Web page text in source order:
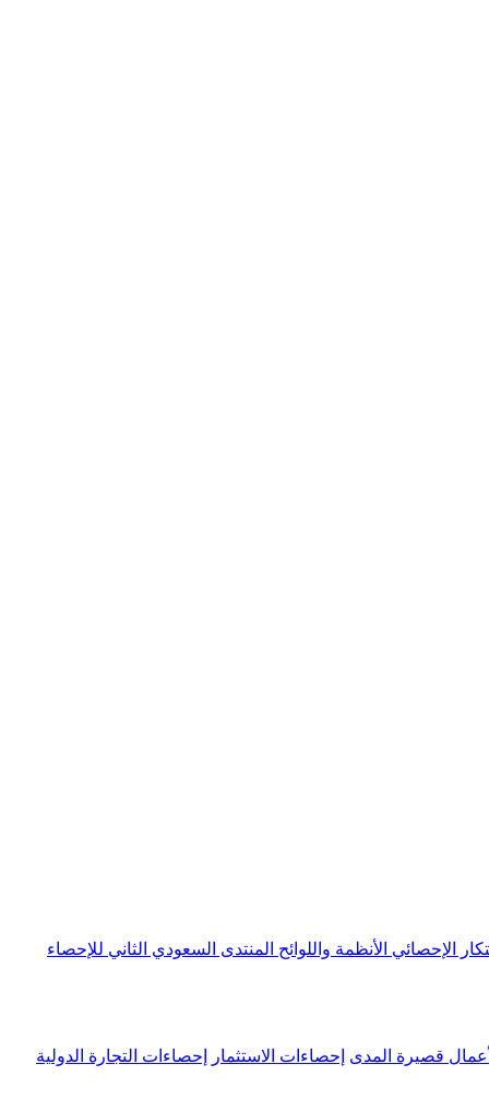
الإحصائي الأنظمة واللوائح المنتدى السعودي الثاني للإحصاء
قصيرة المدى إحصاءات الاستثمار إحصاءات التجارة الدولية